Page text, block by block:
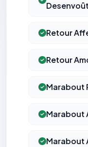
Retour
Retour
Marabout
Marabout
Marabout